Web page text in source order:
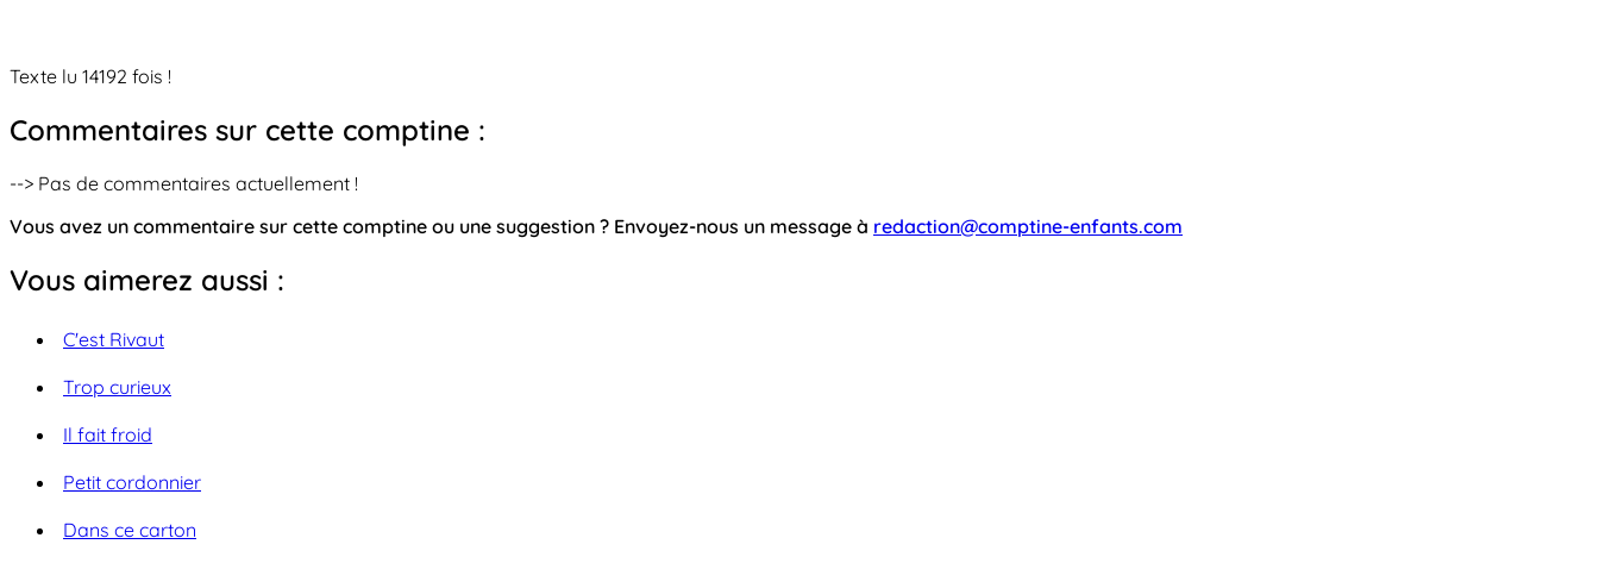
Texte lu 14192 fois !
Commentaires sur cette comptine :
--> Pas de commentaires actuellement !
Vous avez un commentaire sur cette comptine ou une suggestion ? Envoyez-nous un message à redaction@comptine-enfants.com
Vous aimerez aussi :
C'est Rivaut
Trop curieux
Il fait froid
Petit cordonnier
Dans ce carton